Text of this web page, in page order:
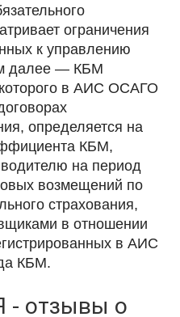
ограничения
к управлению
далее — КБМ
в АИС ОСАГО
определяется на
КБМ,
на период
возмещений по
страхования,
в отношении
в АИС
КБМ.
- отзывы о